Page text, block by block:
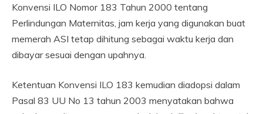
Konvensi ILO Nomor 183 Tahun 2000 tentang
Perlindungan Maternitas, jam kerja yang digunakan buat
memerah ASI tetap dihitung sebagai waktu kerja dan
dibayar sesuai dengan upahnya.
Ketentuan Konvensi ILO 183 kemudian diadopsi dalam
Pasal 83 UU No 13 tahun 2003 menyatakan bahwa